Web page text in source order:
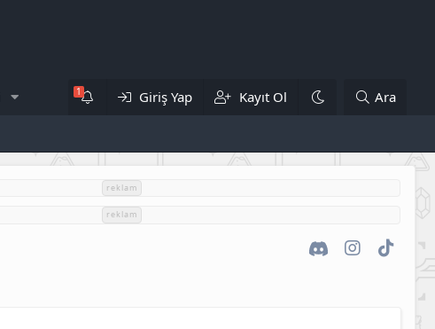
Giriş Yap Kayıt Ol Ara
reklam
reklam
DiscordInstagram
TikTok